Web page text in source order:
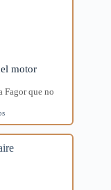
motor
Fagor que no